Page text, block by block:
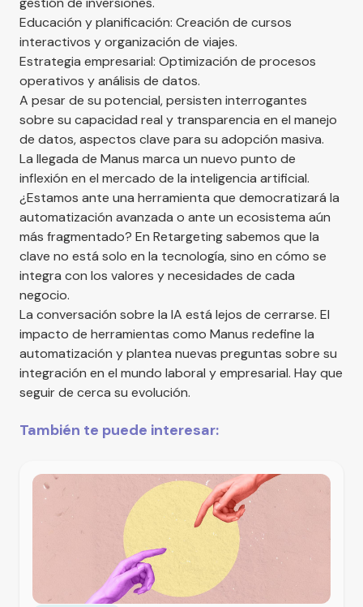
Educación y planificación: Creación de cursos
interactivos y organización de viajes.
Estrategia empresarial: Optimización de procesos
operativos y análisis de datos.
A pesar de su potencial, persisten interrogantes
sobre su capacidad real y transparencia en el manejo
de datos, aspectos clave para su adopción masiva.
La llegada de Manus marca un nuevo punto de
inflexión en el mercado de la inteligencia artificial.
¿Estamos ante una herramienta que democratizará la
automatización avanzada o ante un ecosistema aún
más fragmentado? En Retargeting sabemos que la
clave no está solo en la tecnología, sino en cómo se
integra con los valores y necesidades de cada
negocio.
La conversación sobre la IA está lejos de cerrarse. El
impacto de herramientas como Manus redefine la
automatización y plantea nuevas preguntas sobre su
integración en el mundo laboral y empresarial. Hay que
seguir de cerca su evolución.
También te puede interesar: